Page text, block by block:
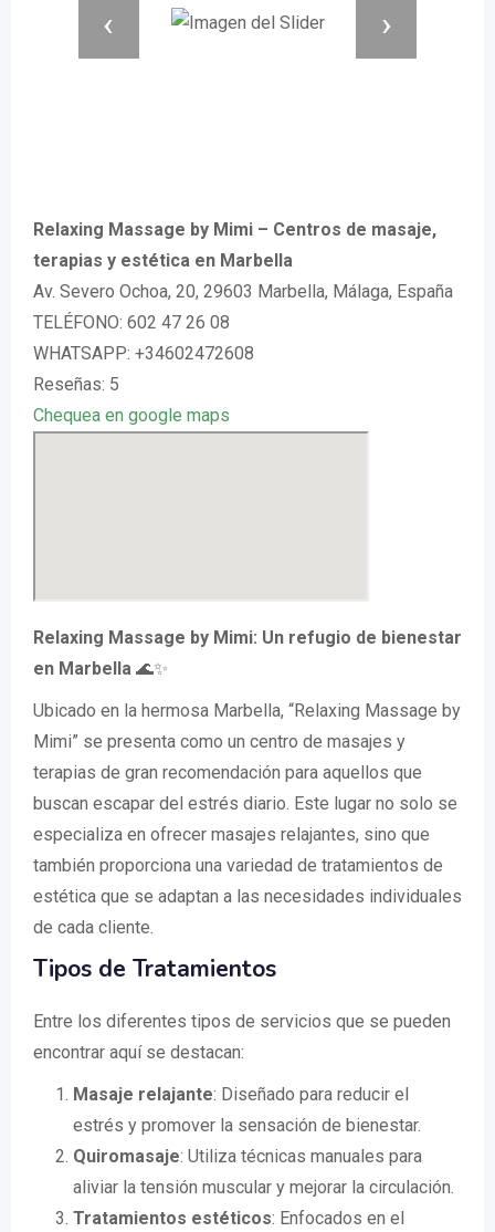
‹ ›
Relaxing Massage by Mimi – Centros de masaje,
terapias y estética en Marbella
Av. Severo Ochoa, 20, 29603 Marbella, Málaga, España
TELÉFONO: 602 47 26 08
WHATSAPP: +34602472608
Reseñas: 5
Chequea en google maps
Relaxing Massage by Mimi: Un refugio de bienestar
en Marbella 🌊✨
Ubicado en la hermosa Marbella, “Relaxing Massage by
Mimi” se presenta como un centro de masajes y
terapias de gran recomendación para aquellos que
buscan escapar del estrés diario. Este lugar no solo se
especializa en ofrecer masajes relajantes, sino que
también proporciona una variedad de tratamientos de
estética que se adaptan a las necesidades individuales
de cada cliente.
Tipos de Tratamientos
Entre los diferentes tipos de servicios que se pueden
encontrar aquí se destacan:
Masaje relajante: Diseñado para reducir el
estrés y promover la sensación de bienestar.
Quiromasaje: Utiliza técnicas manuales para
aliviar la tensión muscular y mejorar la circulación.
Tratamientos estéticos: Enfocados en el